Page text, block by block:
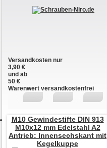
Versandkosten nur
3,90 €
und ab
50 €
Warenwert versandkostenfrei
M10Gewindestifte DIN 913
M10x12 mm Edelstahl A2
Antrieb: Innensechskant mit
Kegelkuppe